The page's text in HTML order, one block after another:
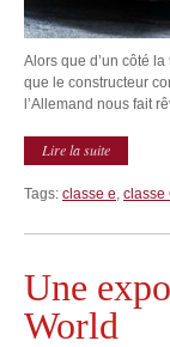
Alors que d’un côté
que le constructeur
l’Allemand nous fait
Lire la suite
Tags: classe e, classe
Une
World